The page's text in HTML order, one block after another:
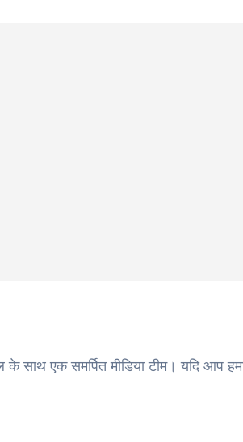
के साथ एक समर्पित मीडिया टीम। यदि आप